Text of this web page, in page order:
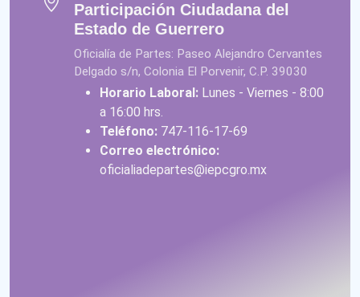
Participación Ciudadana del
Estado de Guerrero
Oficialía de Partes: Paseo Alejandro Cervantes
Delgado s/n, Colonia El Porvenir, C.P. 39030
Horario Laboral: Lunes - Viernes - 8:00
a 16:00 hrs.
Teléfono: 747-116-17-69
Correo electrónico:
oficialiadepartes@iepcgro.mx